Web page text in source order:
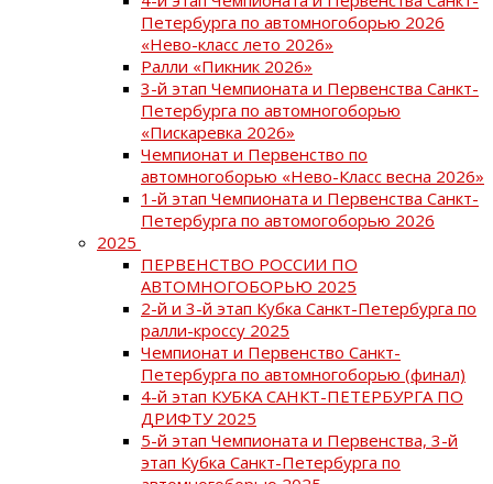
Петербурга по автомногоборью 2026
«Нево-класс лето 2026»
Ралли «Пикник 2026»
3-й этап Чемпионата и Первенства Санкт-
Петербурга по автомногоборью
«Пискаревка 2026»
Чемпионат и Первенство по
автомногоборью «Нево-Класс весна 2026»
1-й этап Чемпионата и Первенства Санкт-
Петербурга по автомогоборью 2026
2025
ПЕРВЕНСТВО РОССИИ ПО
АВТОМНОГОБОРЬЮ 2025
2-й и 3-й этап Кубка Санкт-Петербурга по
ралли-кроссу 2025
Чемпионат и Первенство Санкт-
Петербурга по автомногоборью (финал)
4-й этап КУБКА САНКТ-ПЕТЕРБУРГА ПО
ДРИФТУ 2025
5-й этап Чемпионата и Первенства, 3-й
этап Кубка Санкт-Петербурга по